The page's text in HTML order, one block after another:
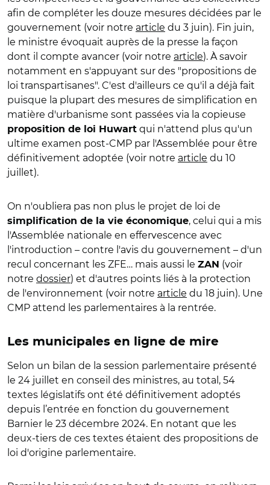
afin de compléter les douze mesures décidées par le
gouvernement (voir notre article du 3 juin). Fin juin,
le ministre évoquait auprès de la presse la façon
dont il compte avancer (voir notre article). À savoir
notamment en s'appuyant sur des "propositions de
loi transpartisanes". C'est d'ailleurs ce qu'il a déjà fait
puisque la plupart des mesures de simplification en
matière d'urbanisme sont passées via la copieuse
proposition de loi Huwart qui n'attend plus qu'un
ultime examen post-CMP par l'Assemblée pour être
définitivement adoptée (voir notre article du 10
juillet).
On n'oubliera pas non plus le projet de loi de
simplification de la vie économique, celui qui a mis
l'Assemblée nationale en effervescence avec
l'introduction – contre l'avis du gouvernement – d'un
recul concernant les ZFE… mais aussi le ZAN (voir
notre dossier) et d'autres points liés à la protection
de l'environnement (voir notre article du 18 juin). Une
CMP attend les parlementaires à la rentrée.
Les municipales en ligne de mire
Selon un bilan de la session parlementaire présenté
le 24 juillet en conseil des ministres, au total, 54
textes législatifs ont été définitivement adoptés
depuis l’entrée en fonction du gouvernement
Barnier le 23 décembre 2024. En notant que les
deux-tiers de ces textes étaient des propositions de
loi d'origine parlementaire.